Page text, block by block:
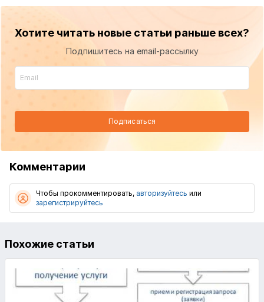
Хотите читать новые статьи раньше всех?
Подпишитесь на email-рассылку
Подписаться
Комментарии
Чтобы прокомментировать, авторизуйтесь или
зарегистрируйтесь
Похожие статьи